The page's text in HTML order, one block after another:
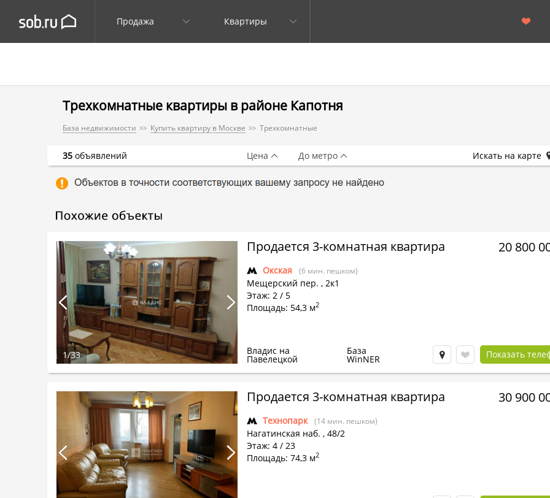
Продажа Квартиры
Трехкомнатные квартиры в районе Капотня
База недвижимости Купить квартиру в Москве Трехкомнатные
Продается 3-комнатная квартира
Окская (6 мин. пешком)
Мещерский пер. , 2к1
Этаж: 2 / 5
Площадь: 54,3 м2
20 800
Владис на
Павелецкой
База
WinNER Показать
1/33
Продается 3-комнатная квартира
Технопарк (14 мин. пешком)
Нагатинская наб. , 48/2
Этаж: 4 / 23
Площадь: 74,3 м2
30 900
35 объявлений Цена До метро Искать на карте